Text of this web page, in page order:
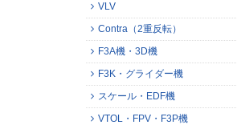
VLV
Contra（2重反転）
F3A機・3D機
F3K・グライダー機
スケール・EDF機
VTOL・FPV・F3P機